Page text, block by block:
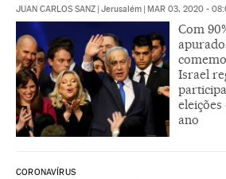
JUAN CARLOS SANZ Jerusalém MAR 03, 2020 -
Com
Israel
ano
CORONAVÍRUS